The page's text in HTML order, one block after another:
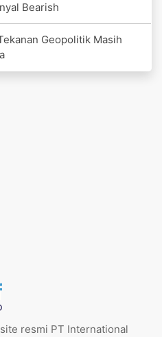
Bearish
Geopolitik Masih
resmi PT International